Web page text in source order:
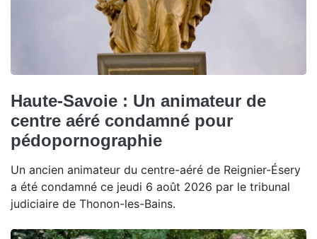
Haute-Savoie : Un animateur de
centre aéré condamné pour
pédopornographie
Un ancien animateur du centre-aéré de Reignier-Ésery
a été condamné ce jeudi 6 août 2026 par le tribunal
judiciaire de Thonon-les-Bains.